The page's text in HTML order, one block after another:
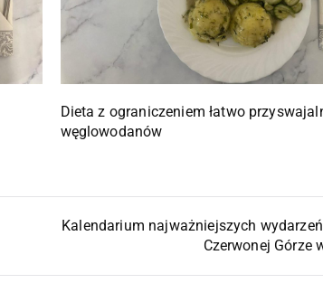
Dieta z ograniczeniem łatwo
węglowodanów
Kalendarium najważniejszych
Czerwonej Górze